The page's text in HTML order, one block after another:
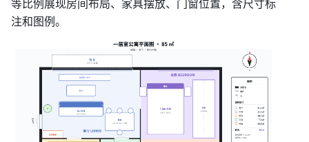
等比例展现房间布局、家具摆放、门窗位置，含尺寸标
注和图例。